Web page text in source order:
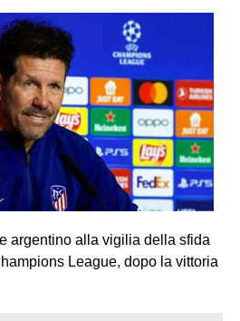
argentino alla vigilia della sfida
League, dopo la vittoria